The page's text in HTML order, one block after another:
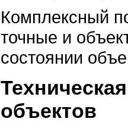
Комплексный
точные и
состоянии
объектов